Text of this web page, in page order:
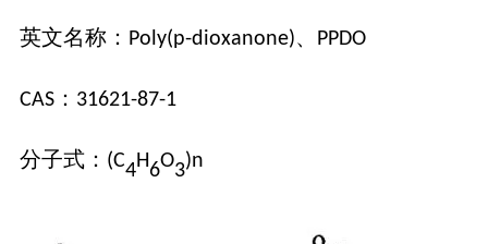
英文名称 ： Poly(p-dioxanone)、 PPDO
CAS ： 31621-87-1
分子式 ： (C4H6O3)n